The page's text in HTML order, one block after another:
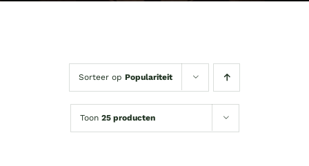
Sorteer op Populariteit
Toon 25 producten